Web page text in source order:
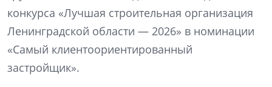
конкурса «Лучшая строительная организация
Ленинградской области — 2026» в номинации
«Самый клиентоориентированный
застройщик».